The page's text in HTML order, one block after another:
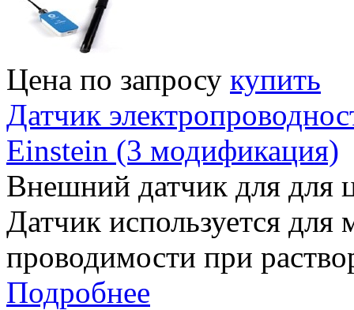
Цена по запросу купить
Датчик
Einstein (3 модификация)
Внешний датчик для для
Датчик используется
проводимости при
Подробнее